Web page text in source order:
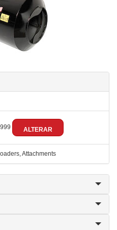
ALTERAR
Attachments